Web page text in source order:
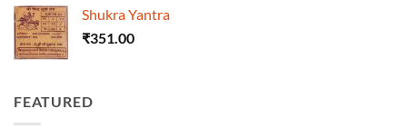
Shukra Yantra
₹351.00
FEATURED